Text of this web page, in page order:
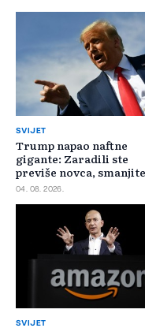
SVIJET
Trump napao naftne
gigante: Zaradili ste
previše novca, smanjite
cijene
04. 08. 2026.
SVIJET